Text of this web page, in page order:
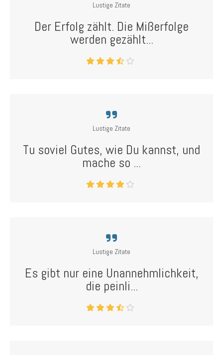
Lustige Zitate
Der Erfolg zählt. Die Mißerfolge
werden gezählt...
Lustige Zitate
Tu soviel Gutes, wie Du kannst, und
mache so ...
Lustige Zitate
Es gibt nur eine Unannehmlichkeit,
die peinli...